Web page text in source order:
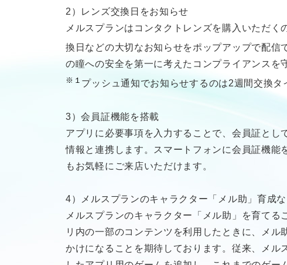
2）レンズ交換日をお知らせ
メルスプランはコンタクトレンズを購入いただ
換日などの大切なお知らせをポップアップで配信
の瞳への安全を第一に考えたコンプライアンスを
※１ プッシュ通知でお知らせするのは2週間交換タ
3）会員証機能を搭載
アプリに必要事項を入力することで、会員証と
情報と連携します。スマートフォンに会員証機
もお気軽にご来店いただけます。
4）メルスプランのキャラクター「メル助」育成
メルスプランのキャラクター「メル助」を育て
リ内の一部のコンテンツを利用したときに、メ
かけになることを期待しております。従来、メル